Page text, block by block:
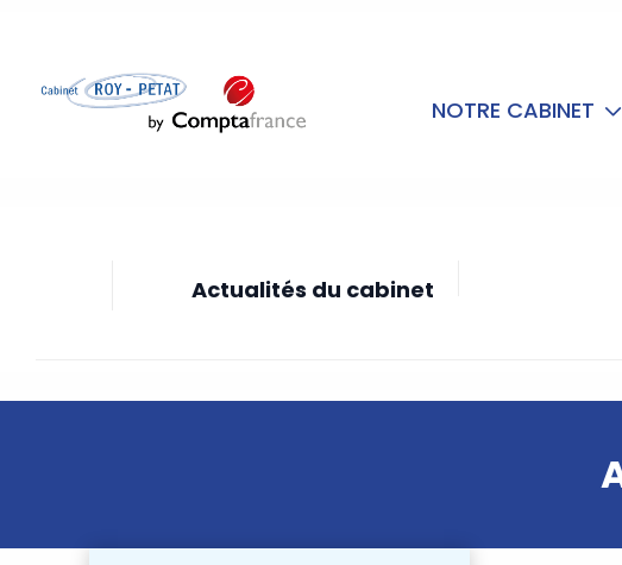
NOTRE CABINET
Actualités du cabinet